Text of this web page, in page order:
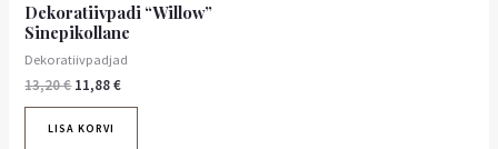
Dekoratiivpadi “Willow”
Sinepikollane
Dekoratiivpadjad
13,20€ 11,88€
LISA KORVI